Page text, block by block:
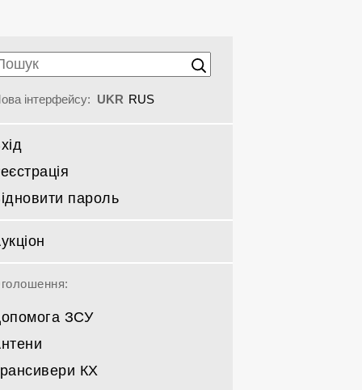
інтерфейсу: UKR RUS
пароль
ЗСУ
Спрямовані КВ
КХ